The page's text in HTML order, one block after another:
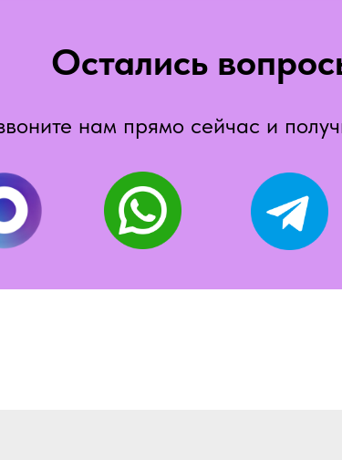
Остались
нам прямо сейчас и